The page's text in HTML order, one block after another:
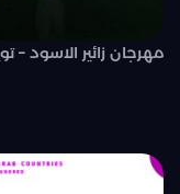
مهرجان زائير الاسود –